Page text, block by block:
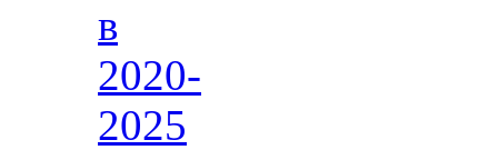
в
2020-
2025